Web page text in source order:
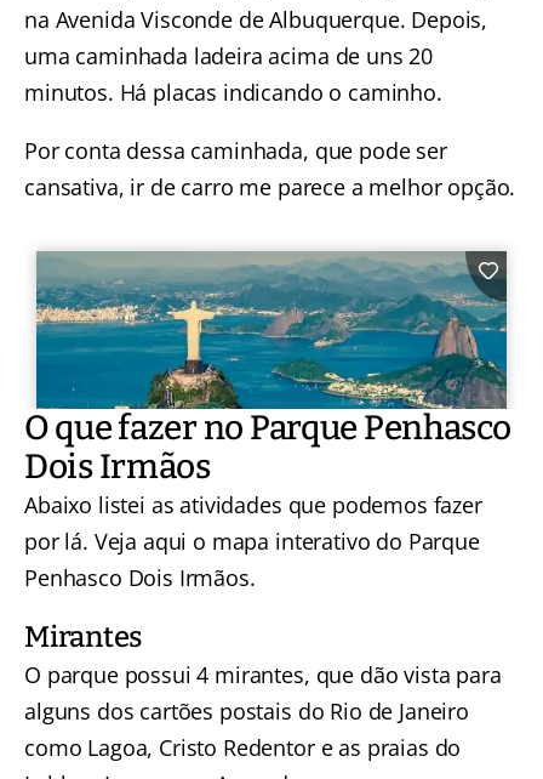
na Avenida Visconde de Albuquerque. Depois,
uma caminhada ladeira acima de uns 20
minutos. Há placas indicando o caminho.
Por conta dessa caminhada, que pode ser
cansativa, ir de carro me parece a melhor opção.
O que fazer no Parque Penhasco
Dois Irmãos
Abaixo listei as atividades que podemos fazer
por lá. Veja aqui o mapa interativo do Parque
Penhasco Dois Irmãos.
Mirantes
O parque possui 4 mirantes, que dão vista para
alguns dos cartões postais do Rio de Janeiro
como Lagoa, Cristo Redentor e as praias do